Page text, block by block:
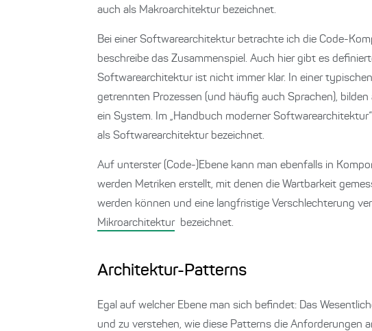
auch als Makroarchitektur bezeichnet.
Bei einer Softwarearchitektur betrachte ich die Code-
beschreibe das Zusammenspiel. Auch hier gibt es
Softwarearchitektur ist nicht immer klar. In einer
getrennten Prozessen (und häufig auch Sprachen),
ein System. Im „Handbuch moderner
als Softwarearchitektur bezeichnet.
Auf unterster (Code-)Ebene kann man ebenfalls in
werden Metriken erstellt, mit denen die Wartbarkeit
werden können und eine langfristige Verschlechterung
Mikroarchitektur bezeichnet.
Architektur-Patterns
Egal auf welcher Ebene man sich befindet: Das
und zu verstehen, wie diese Patterns die Anforderungen